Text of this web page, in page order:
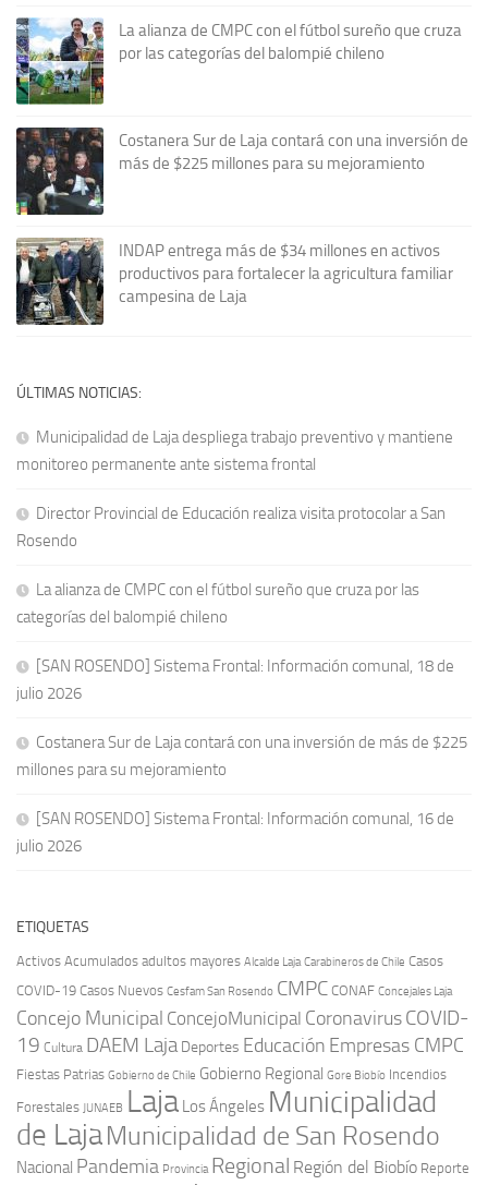
La alianza de CMPC con el fútbol sureño que cruza
por las categorías del balompié chileno
Costanera Sur de Laja contará con una inversión de
más de $225 millones para su mejoramiento
INDAP entrega más de $34 millones en activos
productivos para fortalecer la agricultura familiar
campesina de Laja
ÚLTIMAS NOTICIAS:
Municipalidad de Laja despliega trabajo preventivo y mantiene
monitoreo permanente ante sistema frontal
Director Provincial de Educación realiza visita protocolar a San
Rosendo
La alianza de CMPC con el fútbol sureño que cruza por las
categorías del balompié chileno
[SAN ROSENDO] Sistema Frontal: Información comunal, 18 de
julio 2026
Costanera Sur de Laja contará con una inversión de más de $225
millones para su mejoramiento
[SAN ROSENDO] Sistema Frontal: Información comunal, 16 de
julio 2026
ETIQUETAS
Activos Acumulados adultos mayores Alcalde Laja Carabineros de Chile Casos
COVID-19 Casos Nuevos Cesfam San Rosendo CMPC CONAF Concejales Laja
Concejo Municipal ConcejoMunicipal CoronavirusCOVID-
19 Cultura DAEM Laja Deportes Educación Empresas CMPC
Fiestas Patrias Gobierno de Chile Gobierno Regional Gore Biobío Incendios
Forestales JUNAEB Laja Los Ángeles Municipalidad
de LajaMunicipalidad de San Rosendo
Nacional Pandemia Provincia Regional Región del Biobío Reporte